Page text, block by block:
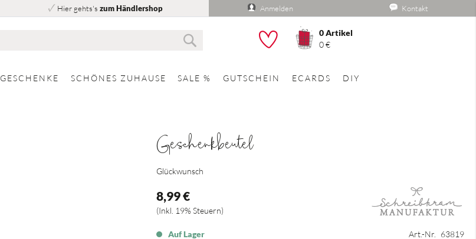
Hier gehts's zum Händlershop Anmelden Kontakt
0Artikel
0 €
GESCHENKE SCHÖNES ZUHAUSE SALE % GUTSCHEIN ECARDS DIY
Geschenkbeutel
Glückwunsch
8,99 €
Inkl. 19% Steuern
Auf Lager Art.-Nr. 63819